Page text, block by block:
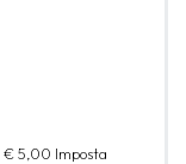
€ 5,00 Imposta